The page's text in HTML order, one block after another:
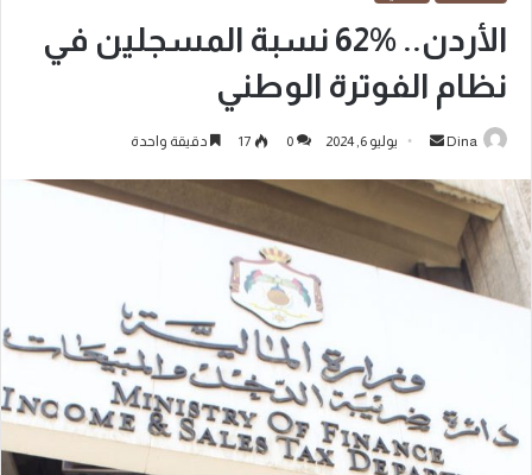
الأردن.. %62 نسبة المسجلين في
نظام الفوترة الوطني
Dina يوليو 6, 2024 0
17 دقيقة واحدة